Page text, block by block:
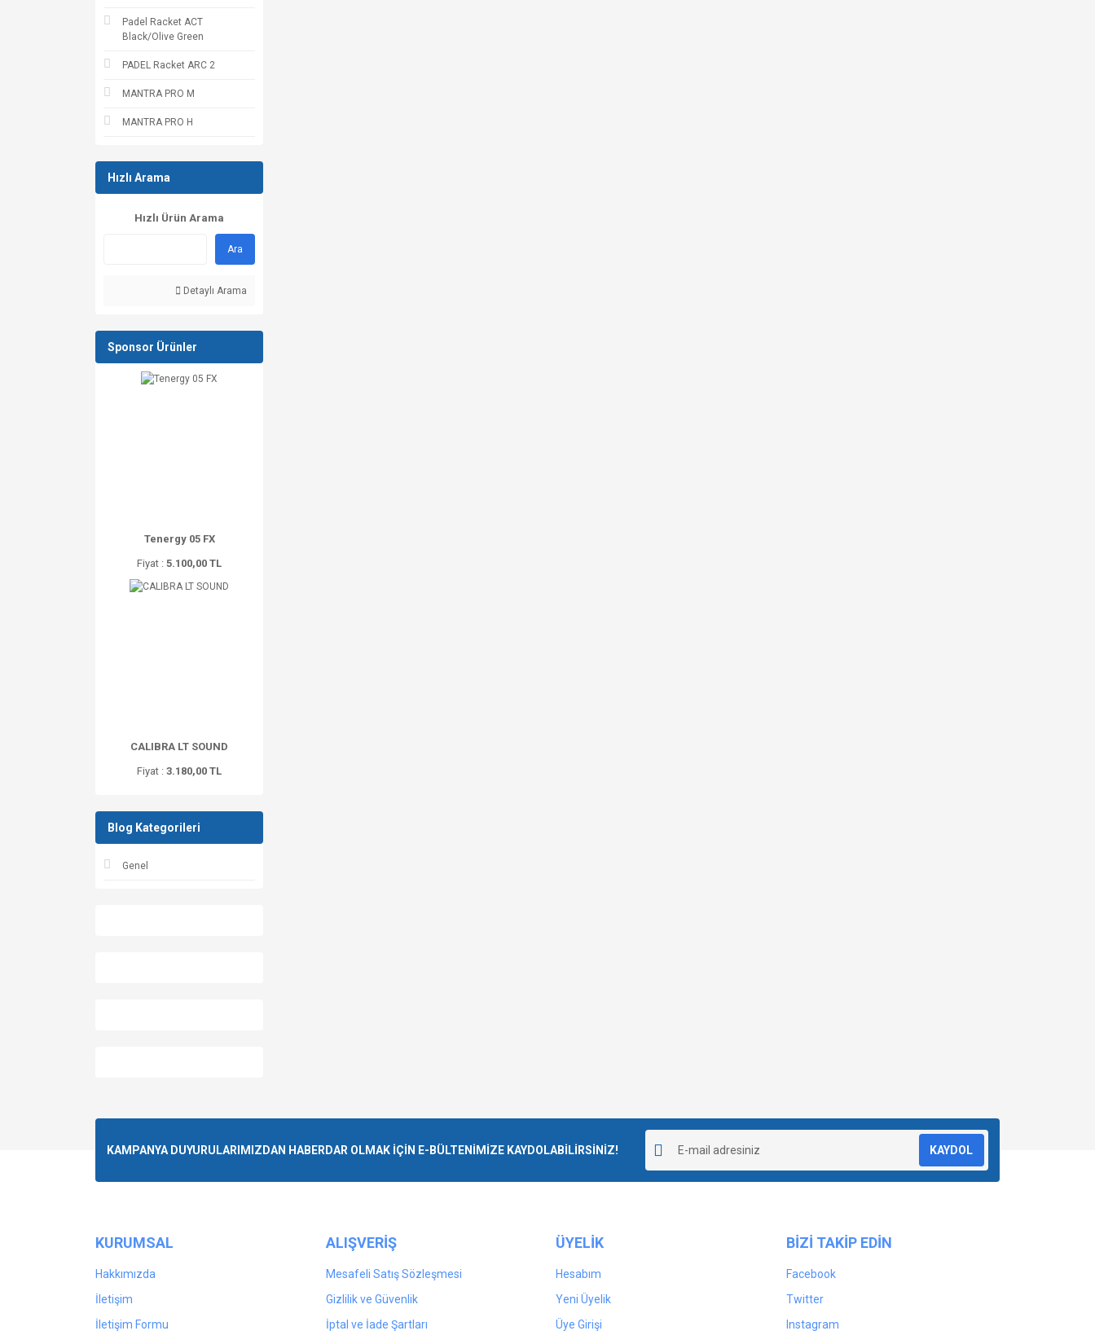
Padel Racket ACT
Black/Olive Green
PADEL Racket ARC 2
MANTRA PRO M
MANTRA PRO H
Hızlı Arama
Hızlı Ürün Arama
Ara
Detaylı Arama
Sponsor Ürünler
Tenergy 05 FX
Fiyat : 5.100,00 TL
CALIBRA LT SOUND
Fiyat : 3.180,00 TL
Blog Kategorileri
Genel
KAMPANYA DUYURULARIMIZDAN HABERDAR OLMAK İÇİN E-BÜLTENİMİZE KAYDOLABİLİRSİNİZ! KAYDOL
KURUMSAL
Hakkımızda
İletişim
İletişim Formu
ALIŞVERİŞ
Mesafeli Satış Sözleşmesi
Gizlilik ve Güvenlik
İptal ve İade Şartları
ÜYELİK
Hesabım
Yeni Üyelik
Üye Girişi
BİZİ TAKİP EDİN
Facebook
Twitter
Instagram